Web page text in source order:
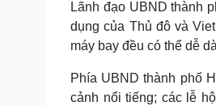
Lãnh đạo UBND thành
dụng của Thủ đô và
máy bay đều có thể dễ
Phía UBND thành phố
cảnh nổi tiếng; các lễ